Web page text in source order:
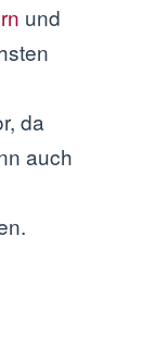
und
da
auch